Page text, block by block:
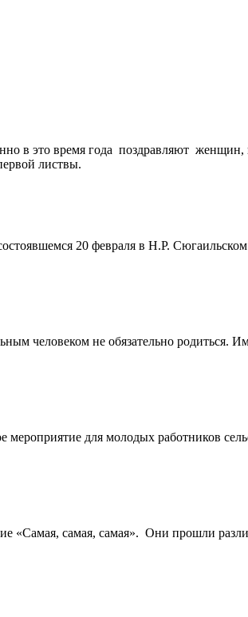
в это время года поздравляют
листвы.
20 февраля в Н.Р.
человеком не обязательно родиться.
для молодых работников
«Самая, самая, самая». Они прошли